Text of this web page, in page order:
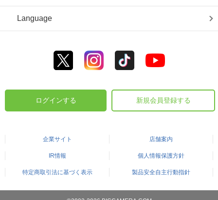
Language
ログインする 新規会員登録する
企業サイト 店舗案内
IR情報 個人情報保護方針
特定商取引法に基づく表示 製品安全自主行動指針